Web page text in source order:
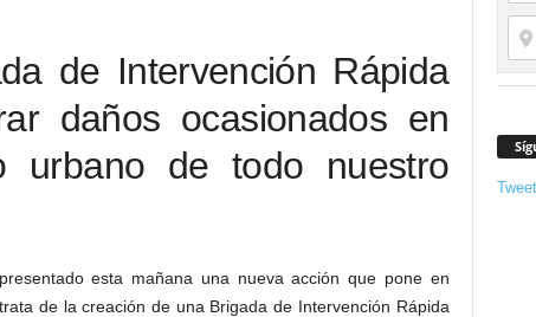
de Intervención Rápida
daños ocasionados en
urbano de todo nuestro
esta mañana una nueva acción que pone en
de la creación de una Brigada de Intervención Rápida